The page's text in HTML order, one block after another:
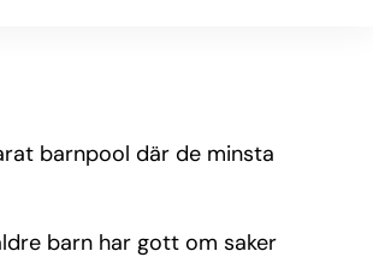
barnpool där de minsta
barn har gott om saker